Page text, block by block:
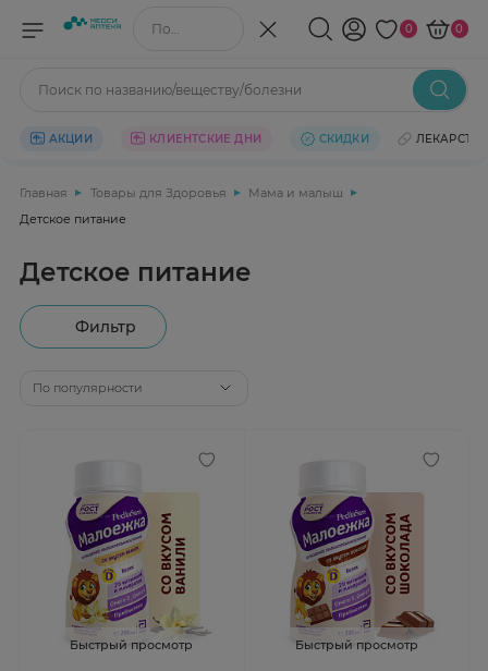
Поиск по названию/веществу 0 0
Поиск по названию/веществу/болезни
АКЦИИ КЛИЕНТСКИЕ ДНИ СКИДКИ ЛЕКАРСТВА
Главная Товары для Здоровья
Мама и малыш
Детское питание
Детское питание
Фильтр
По популярности
Быстрый просмотр Быстрый просмотр